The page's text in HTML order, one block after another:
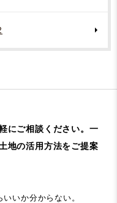
にご相談ください。 一
地の活用方法をご提案
いか分からない。